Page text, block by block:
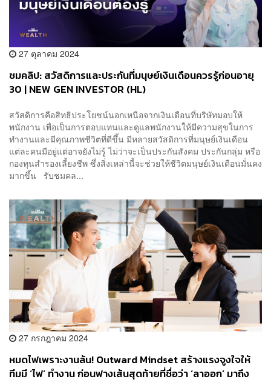
27 ตุลาคม 2024
ชมคลิป: สวัสดิการและประกันที่มนุษย์เงินเดือนควรรู้ก่อนอายุ
30 | NEW GEN INVESTOR (HL)
สวัสดิการคือสิทธิประโยชน์นอกเหนือจากเงินเดือนที่บริษัทมอบให้
พนักงาน เพื่อเป็นการตอบแทนและดูแลพนักงานให้มีความสุขในการ
ทำงานและมีคุณภาพชีวิตที่ดีขึ้น มีหลายสวัสดิการที่มนุษย์เงินเดือน
แต่ละคนมีอยู่แต่อาจยังไม่รู้ ไม่ว่าจะเป็นประกันสังคม ประกันกลุ่ม หรือ
กองทุนสำรองเลี้ยงชีพ ซึ่งสิ่งเหล่านี้จะช่วยให้ชีวิตมนุษย์เงินเดือนมั่นคง
มากขึ้น รับชมคล...
27 กรกฎาคม 2024
หมดไฟเพราะงานล้น! Outward Mindset สร้างแรงจูงใจให้
ทีมมี ‘ไฟ’ ทำงาน ก่อนฟางเส้นสุดท้ายที่ชื่อว่า ‘ลาออก’ มาถึง